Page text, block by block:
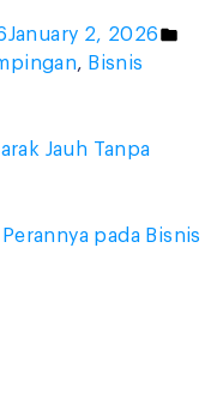
January 2, 2026
, Bisnis
Jauh Tanpa
pada Bisnis